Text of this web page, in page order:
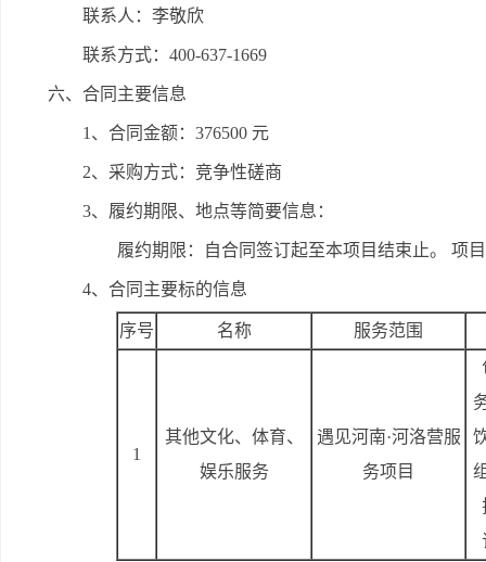
联系人：李敬欣
联系方式：400-637-1669
六、合同主要信息
1、合同金额：376500 元
2、采购方式：竞争性磋商
3、履约期限、地点等简要信息：
履约期限：自合同签订起至本项目结束止。 项
4、合同主要标的信息
序号 名称 服务范围
1
其他文化、体育、
娱乐服务
遇见河南·河洛营服
务项目